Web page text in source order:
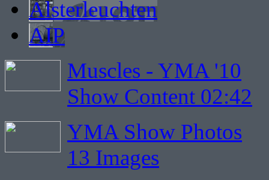
Alsterleuchten
AIP
Muscles - YMA '10
Show Content 02:42
YMA Show Photos
13 Images